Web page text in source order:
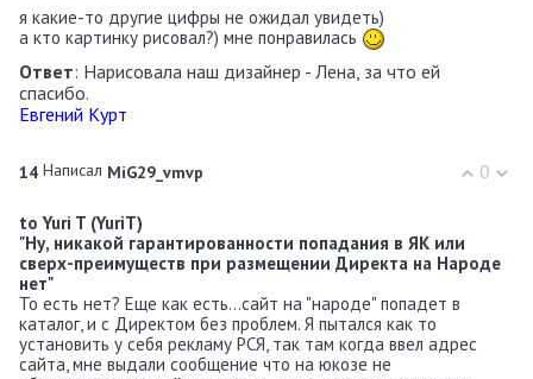
я какие-то другие цифры не ожидал увидеть)
а кто картинку рисовал?) мне понравилась
Ответ: Нарисовала наш дизайнер - Лена, за что ей
спасибо.
Евгений Курт
0
14 Написал MiG29_vmvp
to Yuri T (YuriT)
"Ну, никакой гарантированности попадания в ЯК или
сверх-преимуществ при размещении Директа на Народе
нет"
То есть нет? Еще как есть...сайт на "народе" попадет в
каталог, и с Директом без проблем. Я пытался как то
установить у себя рекламу РСЯ, так там когда ввел адрес
сайта, мне выдали сообщение что на юкозе не